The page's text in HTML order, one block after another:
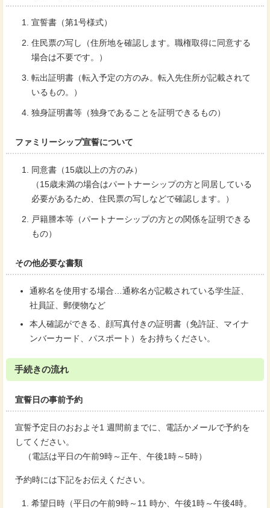
宣誓書（第1号様式）
住民票の写し（住所地を確認します。職権取得に同意する
場合は不要です。）
転出証明書（転入予定の方のみ。転入先住所が記載されて
いるもの。）
独身証明書等（独身であることを証明できるもの）
ファミリーシップ宣誓について
同意書（15歳以上の方のみ）
（15歳未満の場合はパートナーシップの方と同居している
必要があるため、住民票の写しなどで確認します。）
戸籍謄本等（パートナーシップの方との関係を証明できる
もの）
その他必要な書類
通称名を使用する場合…通称名が記載されている学生証、
社員証、郵便物など
本人確認ができる、顔写真付きの証明書（免許証、マイナ
ンバーカード、パスポート）をお持ちください。
手続きの流れ
宣誓日の事前予約
宣誓予定日のおおよそ1 週間前までに、電話かメールで予約を
してください。
（電話は平日の午前9時～正午、午後1時～5時）
予約時には下記をお伝えください。
希望日時（平日の午前9時～11 時か、午後1時～午後4時。